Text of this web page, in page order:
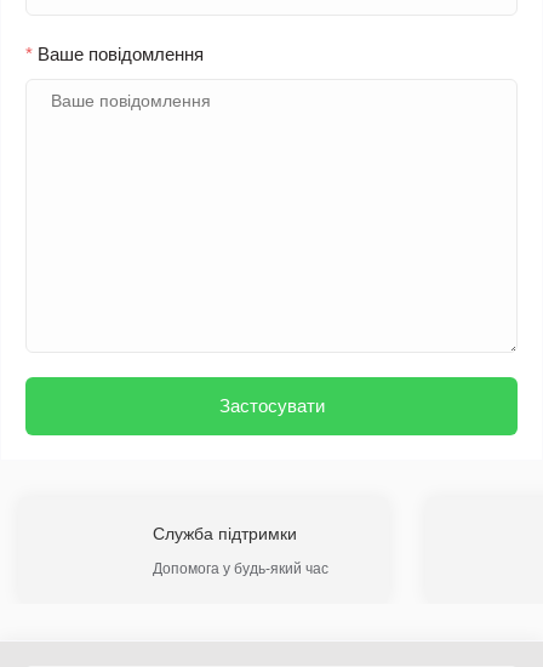
* Ваше повідомлення
Застосувати
Служба підтримки
Допомога у будь-який час